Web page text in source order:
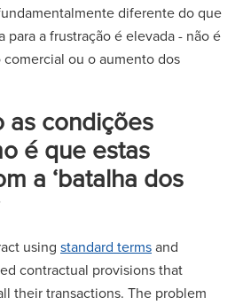
diferente do que
para a frustração é elevada - não é
ou o aumento dos
as condições
é que estas
a ‘batalha dos
using standard termsand
contractual provisions that
their transactions. The problem